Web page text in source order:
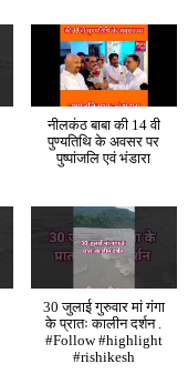
नीलकंठ बाबा की 14 वी
पुण्यतिथि के अवसर पर
पुष्पांजलि एवं भंडारा
30 जुलाई गुरुवार मां गंगा
के प्रातः कालीन दर्शन .
#Follow #highlight
#rishikesh